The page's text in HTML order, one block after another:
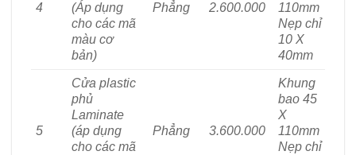
4
(Áp dụng
cho các mã
màu cơ
bản)
Phẳng 2.600.000
110mm
Nẹp chỉ
10 X
40mm
5
Cửa plastic
phủ
Laminate
(áp dụng
cho các mã
Phẳng 3.600.000
Khung
bao 45
X
110mm
Nẹp chỉ